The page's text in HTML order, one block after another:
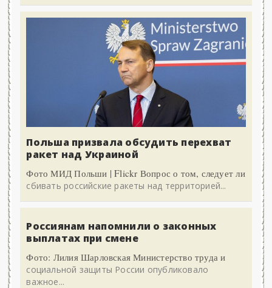
Польша призвала обсудить перехват
ракет над Украиной
Фото МИД Польши | Flickr Вопрос о том, следует ли
сбивать российские ракеты над территорией...
Россиянам напомнили о законных
выплатах при смене
Фото: Лилия Шарловская Министерство труда и
социальной защиты России опубликовало
важное...